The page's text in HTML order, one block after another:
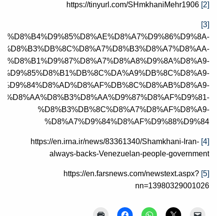
[2]
[3]
%D8%B4%D9%85%D8%AE%D8%A7%D9%86%D9%8A-
%D8%AA%D8%B3%D8%AA%D9%87%D8%AF%D9%81-
%D8%B3%DB%8C%D8%A7%D8%AF%D8%A9-
%D8%A7%D9%84%D8%AF%D9%88%D9%84
[4]
https://en.irna.ir/news/83361340/Shamkhani-Iran-
always-backs-Venezuelan-people-government
[5]
https://en.farsnews.com/newstext.aspx?
nn=13980329001026